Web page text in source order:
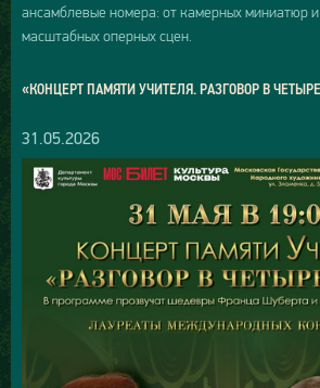
ансамблевые номера: от камерных миниатюр
масштабных оперных сцен.
«КОНЦЕРТ ПАМЯТИ УЧИТЕЛЯ. РАЗГОВОР В
31.05.2026